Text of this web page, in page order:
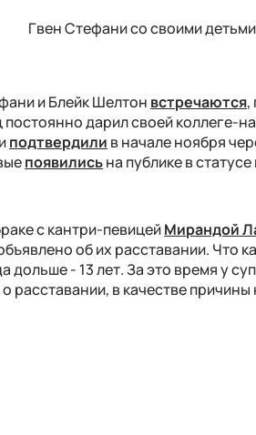
Гвен Стефани со своими
и Блейк Шелтон встречаются,
дарил своей коллеге-
подтвердили в начале ноября
появилисьна публике в
с кантри-певицейМирандой
об их расставании. Что
дольше - 13 лет. За это время у
расставании, в качестве